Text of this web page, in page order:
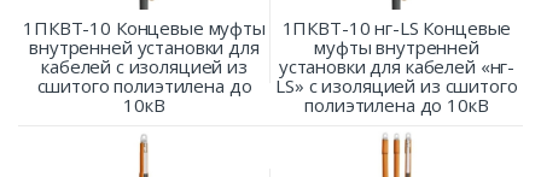
1ПКВТ-10 Концевые муфты
внутренней установки для
кабелей с изоляцией из
сшитого полиэтилена до
10кВ
1ПКВТ-10 нг-LS Концевые
муфты внутренней
установки для кабелей «нг-
LS» с изоляцией из сшитого
полиэтилена до 10кВ